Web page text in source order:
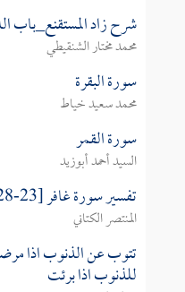
شرح زاد المستقنع_باب
محمد مختار الشنقيطي
سورة البقرة
محمد سعيد خياط
سورة القمر
السيد أحمد أبوزيد
تفسير سورة غافر [23-28]
المنتصر الكتاني
تتوب عن الذنوب اذا
للذنوب اذا برئت